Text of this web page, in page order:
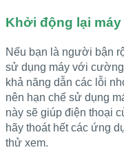
Khởi động lại máy
Nếu bạn là người bận
sử dụng máy với
khả năng dẫn các lỗi
nên hạn chế sử dụng
này sẽ giúp điện thoại
hãy thoát hết các ứng
thử xem.